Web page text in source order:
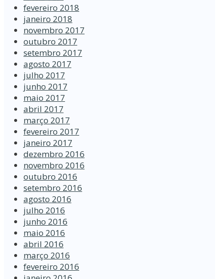
fevereiro 2018
janeiro 2018
novembro 2017
outubro 2017
setembro 2017
agosto 2017
julho 2017
junho 2017
maio 2017
abril 2017
março 2017
fevereiro 2017
janeiro 2017
dezembro 2016
novembro 2016
outubro 2016
setembro 2016
agosto 2016
julho 2016
junho 2016
maio 2016
abril 2016
março 2016
fevereiro 2016